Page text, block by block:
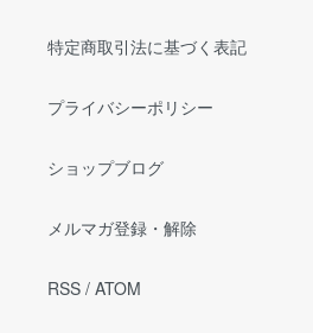
特定商取引法に基づく表記
プライバシーポリシー
ショップブログ
メルマガ登録・解除
RSS / ATOM